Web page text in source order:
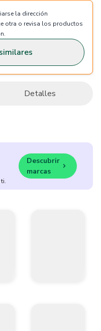
la dirección
otra o revisa los productos
Detalles
Descubrir
marcas